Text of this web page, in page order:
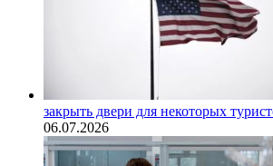
закрыть двери для некоторых
06.07.2026